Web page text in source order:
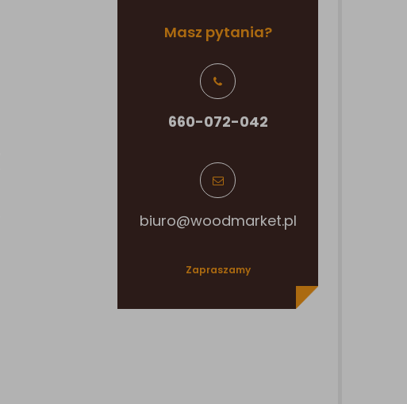
Masz pytania?
660-072-042
biuro@woodmarket.pl
Zapraszamy